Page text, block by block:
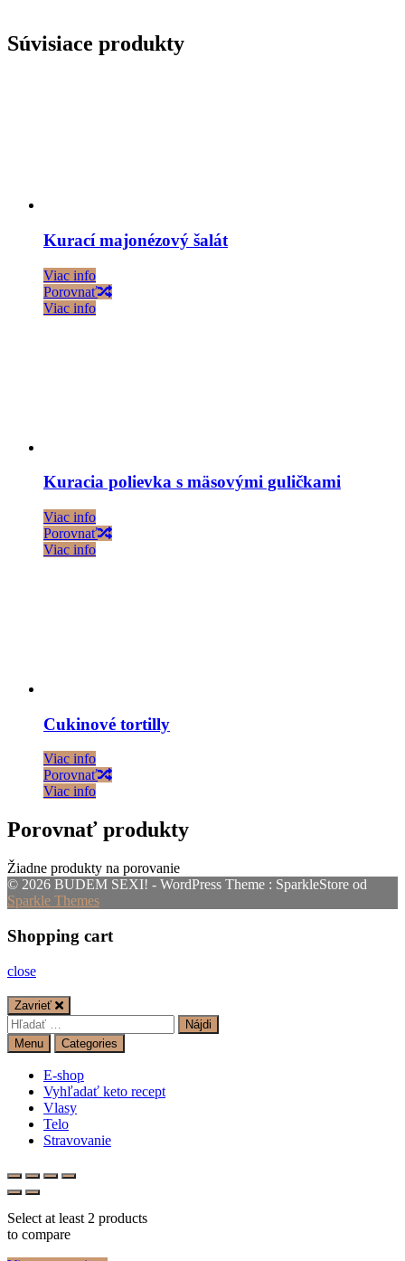
Súvisiace produkty
Kurací majonézový šalát
Viac info
Porovnať
Viac info
Kuracia polievka s mäsovými guličkami
Viac info
Porovnať
Viac info
Cukinové tortilly
Viac info
Porovnať
Viac info
Porovnať produkty
Žiadne produkty na porovanie
© 2026 BUDEM SEXI! - WordPress Theme : SparkleStore od
Sparkle Themes
Shopping cart
close
Zavrieť
Hľadať:
Menu Categories
E-shop
Vyhľadať keto recept
Vlasy
Telo
Stravovanie
Select at least 2 products
to compare